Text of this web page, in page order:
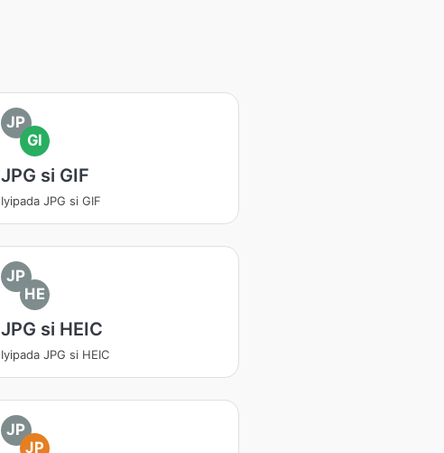
JP
GI
JPG si GIF
Iyipada JPG si GIF
JP
HE
JPG si HEIC
Iyipada JPG si HEIC
JP
JP